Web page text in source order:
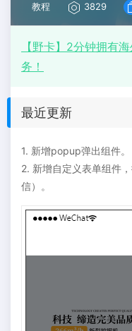
教程
3829
【野卡】2分钟拥有
务！
最近更新
1. 新增popup弹出组件。
2. 新增自定义表单组件
信）。